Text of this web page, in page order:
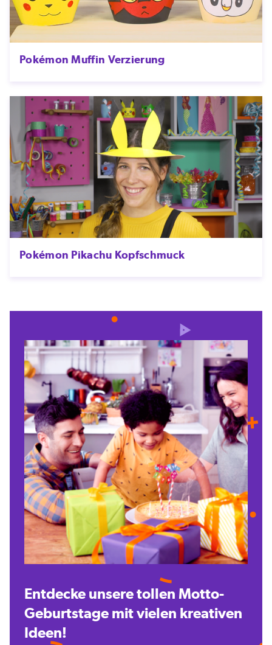
Pokémon Muffin Verzierung
Pokémon Pikachu Kopfschmuck
Entdecke unsere tollen Motto-
Geburtstage mit vielen kreativen
Ideen!